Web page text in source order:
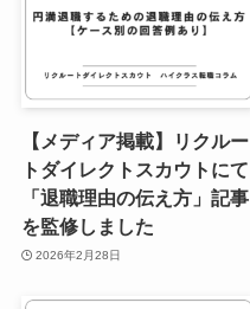
【メディア掲載】リクルー
トダイレクトスカウトにて
「退職理由の伝え方」記事
を監修しました
2026年2月28日